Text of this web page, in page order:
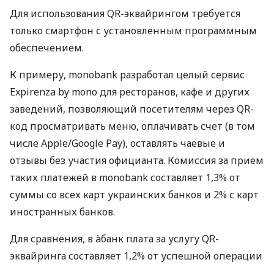
Для использования QR-эквайрингом требуется
только смартфон с установленным программным
обеспечением.
К примеру, monobank разработал целый сервис
Expirenza by mono для ресторанов, кафе и других
заведений, позволяющий посетителям через QR-
код просматривать меню, оплачивать счет (в том
числе Apple/Google Pay), оставлять чаевые и
отзывы без участия официанта. Комиссия за прием
таких платежей в monobank составляет 1,3% от
суммы со всех карт украинских банков и 2% с карт
иностранных банков.
Для сравнения, в àбанк плата за услугу QR-
эквайринга составляет 1,2% от успешной операции